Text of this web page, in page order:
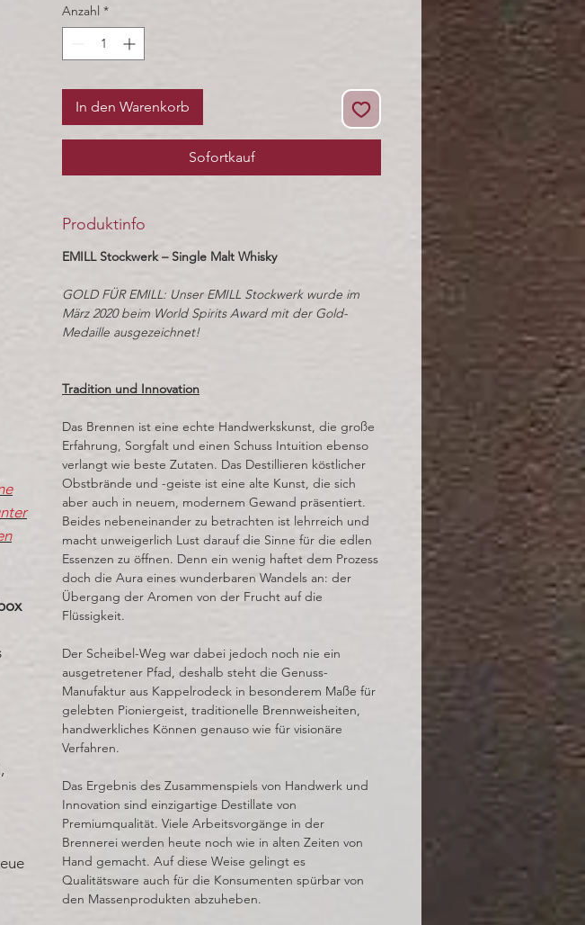
Liter
Anzahl *
In den Warenkorb
Sofortkauf
Produktinfo
EMILL Stockwerk – Single Malt Whisky
GOLD FÜR EMILL: Unser EMILL Stockwerk wurde im
März 2020 beim World Spirits Award mit der Gold-
Medaille ausgezeichnet!
Tradition und Innovation
Das Brennen ist eine echte Handwerkskunst, die große
Erfahrung, Sorgfalt und einen Schuss Intuition ebenso
verlangt wie beste Zutaten. Das Destillieren köstlicher
Obstbrände und -geiste ist eine alte Kunst, die sich
aber auch in neuem, modernem Gewand präsentiert.
Beides nebeneinander zu betrachten ist lehrreich und
macht unweigerlich Lust darauf die Sinne für die edlen
Essenzen zu öffnen. Denn ein wenig haftet dem Prozess
doch die Aura eines wunderbaren Wandels an: der
Übergang der Aromen von der Frucht auf die
Flüssigkeit.
Der Scheibel-Weg war dabei jedoch noch nie ein
ausgetretener Pfad, deshalb steht die Genuss-
Manufaktur aus Kappelrodeck in besonderem Maße für
gelebten Pioniergeist, traditionelle Brennweisheiten,
handwerkliches Können genauso wie für visionäre
Verfahren.
Das Ergebnis des Zusammenspiels von Handwerk und
Innovation sind einzigartige Destillate von
Premiumqualität. Viele Arbeitsvorgänge in der
Brennerei werden heute noch wie in alten Zeiten von
Hand gemacht. Auf diese Weise gelingt es
Qualitätsware auch für die Konsumenten spürbar von
den Massenprodukten abzuheben.